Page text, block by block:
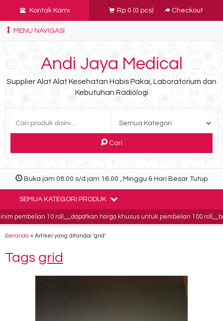
Kontak Kami Rp 0 (0 pcs) Checkout
MENU NAVIGASI
Andi Jaya Medical
Supplier Alat Alat Kesehatan Habis Pakai, Laboratorium dan
Kebutuhan Radiologi
Cari
Buka jam 08.00 s/d jam 16.00 , Minggu & Hari Besar Tutup
SEMUA KATEGORI PRODUK
pembelian 10 roll,,,,,dapatkan harga khusus untuk pembelian 100
Beranda » Artikel yang ditandai 'grid'
Tags grid